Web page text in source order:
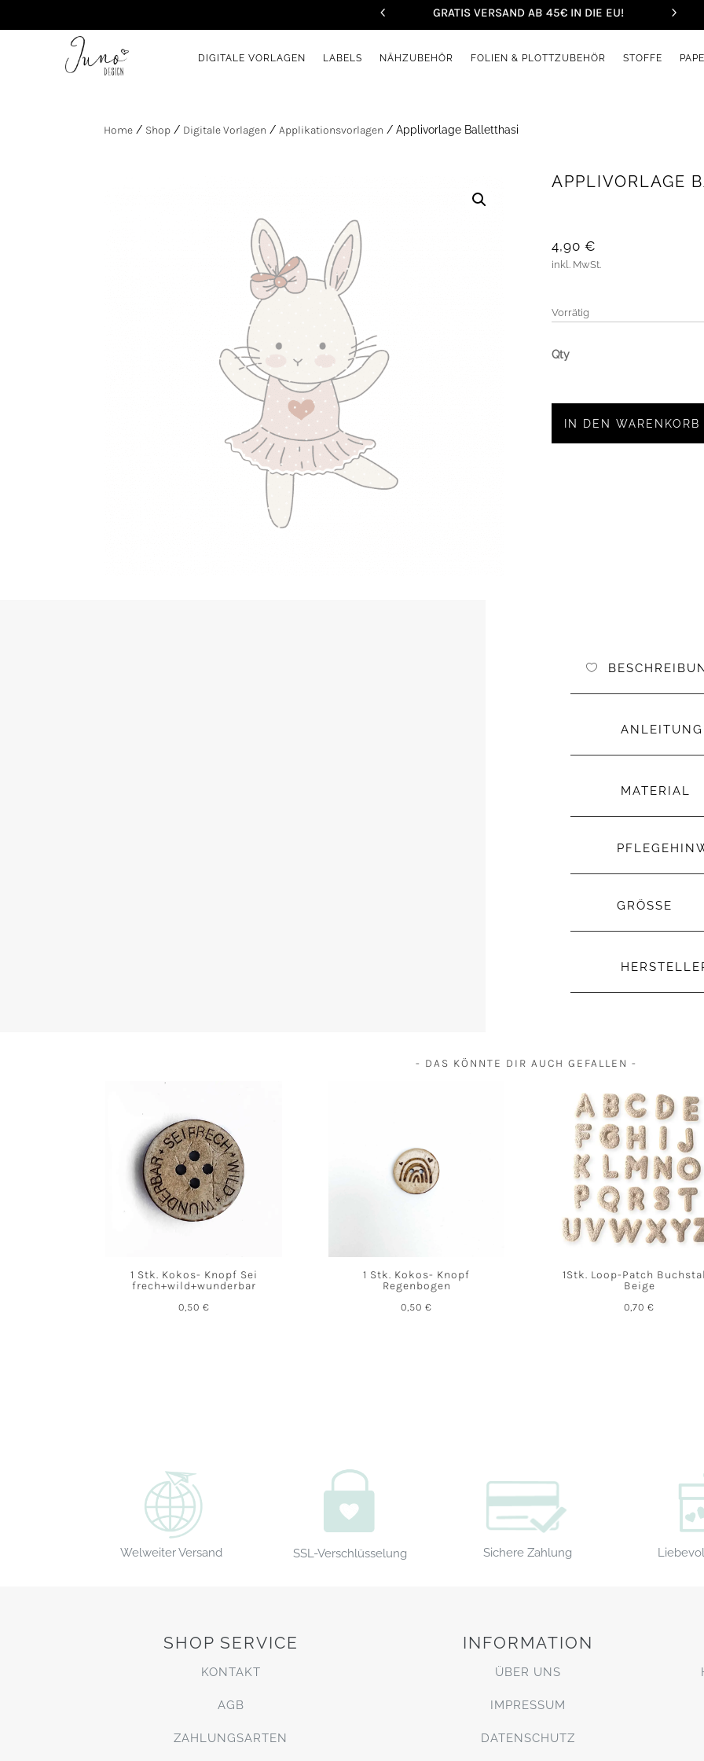
GRATIS VERSAND AB 45€ IN DIE EU!
DIGITALE VORLAGEN LABELS NÄHZUBEHÖR FOLIEN & PLOTTZUBEHÖR STOFFE
Home / Shop / Digitale Vorlagen / Applikationsvorlagen / Applivorlage Balletthasi
APPLIVORLAGE
4,90 €
inkl. MwSt.
Vorrätig
IN DEN WARENKORB
ANLEITUNG
MATERIAL
GRÖSSE
- DAS KÖNNTE DIR AUCH GEFALLEN -
1 Stk. Kokos- Knopf Sei
frech+wild+wunderbar
0,50 €
1 Stk. Kokos- Knopf
Regenbogen
0,50€
1Stk. Loop-Patch
Beige
0,70€
Welweiter Versand SSL-Verschlüsselung Sichere Zahlung
SHOP SERVICE
KONTAKT
AGB
ZAHLUNGSARTEN
INFORMATION
ÜBER UNS
IMPRESSUM
DATENSCHUTZ